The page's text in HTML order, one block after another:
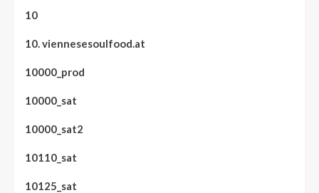
10
10. viennesesoulfood.at
10000_prod
10000_sat
10000_sat2
10110_sat
10125_sat